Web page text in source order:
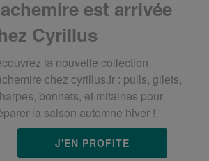
est arrivée
Cyrillus
la nouvelle collection
chez cyrillus.fr : pulls, gilets,
bonnets, et mitaines pour
la saison automne hiver !
J'EN PROFITE